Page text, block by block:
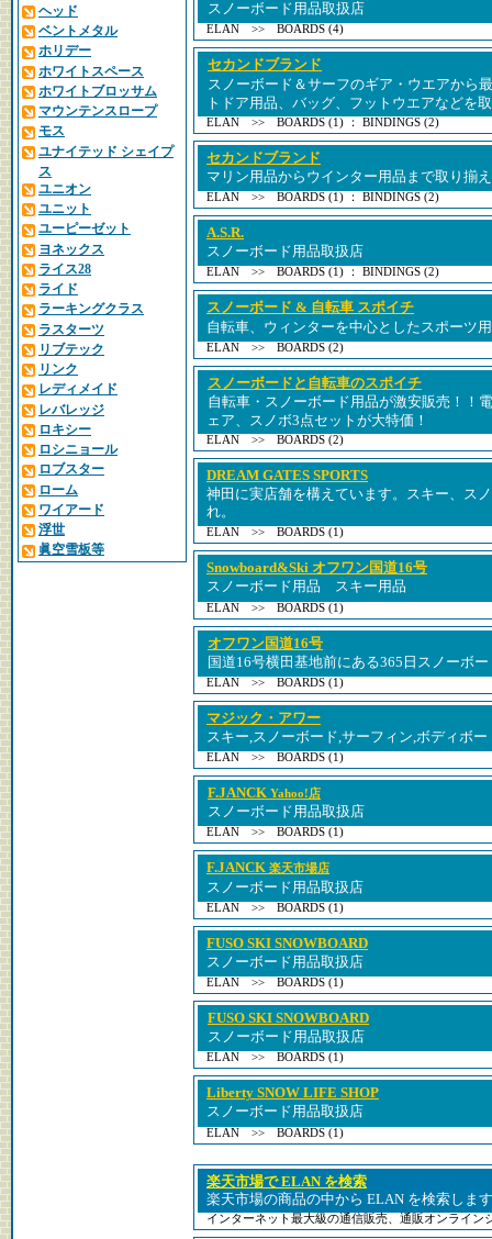
ヘッド
ベントメタル
ホリデー
ホワイトスペース
ホワイトブロッサム
マウンテンスロープ
モス
ユナイテッド シェイプ
ス
ユニオン
ユニット
ユーピーゼット
ヨネックス
ライス28
ライド
ラーキングクラス
ラスターツ
リブテック
リンク
レディメイド
レバレッジ
ロキシー
ロシニョール
ロブスター
ローム
ワイアード
浮世
眞空雪板等
スノーボード用品取扱店
ELAN >> BOARDS (4)
セカンドブランド
スノーボード＆サーフのギア・ウエアから
トドア用品、バッグ、フットウエアなどを
ELAN >> BOARDS (1) ： BINDINGS (2)
セカンドブランド
マリン用品からウインター用品まで取り揃
ELAN >> BOARDS (1) ： BINDINGS (2)
A.S.R.
スノーボード用品取扱店
ELAN >> BOARDS (1) ： BINDINGS (2)
スノーボード & 自転車 スポイチ
自転車、ウィンターを中心としたスポーツ
ELAN >> BOARDS (2)
スノーボードと自転車のスポイチ
自転車・スノーボード用品が激安販売！！
ェア、スノボ3点セットが大特価！
ELAN >> BOARDS (2)
DREAM GATES SPORTS
神田に実店舗を構えています。スキー、ス
れ。
ELAN >> BOARDS (1)
Snowboard&Ski オフワン国道16号
スノーボード用品 スキー用品
ELAN >> BOARDS (1)
オフワン国道16号
国道16号横田基地前にある365日スノーボ
ELAN >> BOARDS (1)
マジック・アワー
スキー,スノーボード,サーフィン,ボディボ
ELAN >> BOARDS (1)
F.JANCK Yahoo!店
スノーボード用品取扱店
ELAN >> BOARDS (1)
F.JANCK 楽天市場店
スノーボード用品取扱店
ELAN >> BOARDS (1)
FUSO SKI SNOWBOARD
スノーボード用品取扱店
ELAN >> BOARDS (1)
FUSO SKI SNOWBOARD
スノーボード用品取扱店
ELAN >> BOARDS (1)
Liberty SNOW LIFE SHOP
スノーボード用品取扱店
ELAN >> BOARDS (1)
楽天市場で ELAN を検索
楽天市場の商品の中から ELAN を検索しま
インターネット最大級の通信販売、通販オンライン